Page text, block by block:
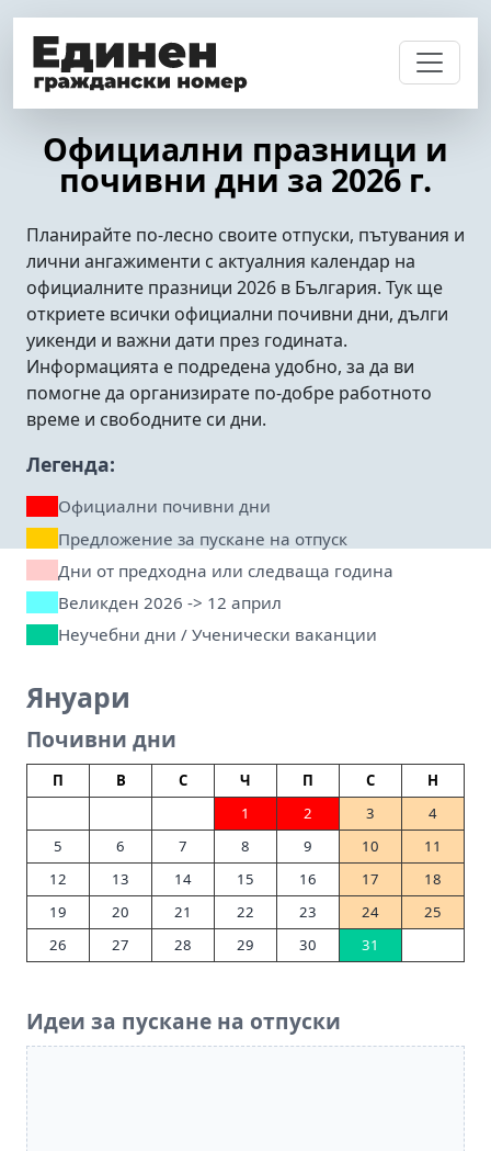
Официални празници и
почивни дни за 2026 г.
Планирайте по-лесно своите отпуски, пътувания и
лични ангажименти с актуалния календар на
официалните празници 2026 в България. Тук ще
откриете всички официални почивни дни, дълги
уикенди и важни дати през годината.
Информацията е подредена удобно, за да ви
помогне да организирате по-добре работното
време и свободните си дни.
Легенда:
Официални почивни дни
Предложение за пускане на отпуск
Дни от предходна или следваща година
Великден 2026 -> 12 април
Неучебни дни / Ученически ваканции
Януари
Почивни дни
П В С Ч П С
Н
1
2 3
4
5
6 7 8 9 10
11
12
13 14 15 16 17
18
19
20 21 22 23 24
25
26
27 28 29 30 31
Идеи за пускане на отпуски